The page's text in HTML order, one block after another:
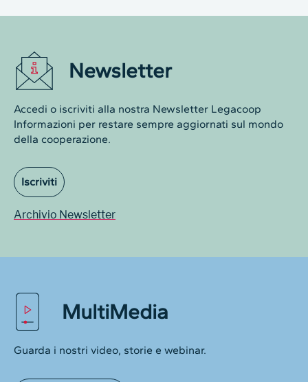
Newsletter
Accedi o iscriviti alla nostra Newsletter Legacoop
Informazioni per restare sempre aggiornati sul mondo
della cooperazione.
Iscriviti
Archivio Newsletter
MultiMedia
Guarda i nostri video, storie e webinar.